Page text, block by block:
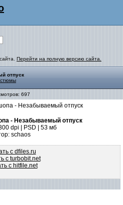
Перейти на полную версию сайта.
отпуск
697
- Незабываемый отпуск
dpi | PSD | 53 мб
schaos
с dfiles.ru
с turbobit.net
с hitfile.net